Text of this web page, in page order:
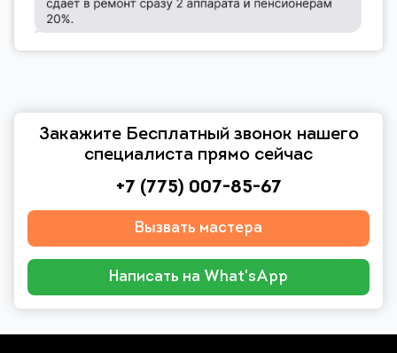
Закажите Бесплатный звонок нашего
специалиста прямо сейчас
+7 (775) 007-85-67
Вызвать мастера
Написать на What'sApp